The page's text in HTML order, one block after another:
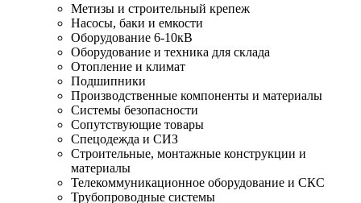
Метизы и строительный крепеж
Насосы, баки и емкости
Оборудование 6-10кВ
Оборудование и техника для склада
Отопление и климат
Подшипники
Производственные компоненты и материалы
Системы безопасности
Сопутствующие товары
Спецодежда и СИЗ
Строительные, монтажные конструкции и
материалы
Телекоммуникационное оборудование и СКС
Трубопроводные системы